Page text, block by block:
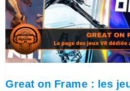
Great on Frame : les